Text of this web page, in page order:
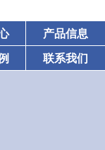
产品信息
联系我们